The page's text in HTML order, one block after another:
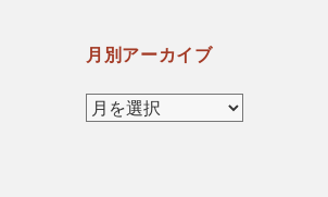
月別アーカイブ
月